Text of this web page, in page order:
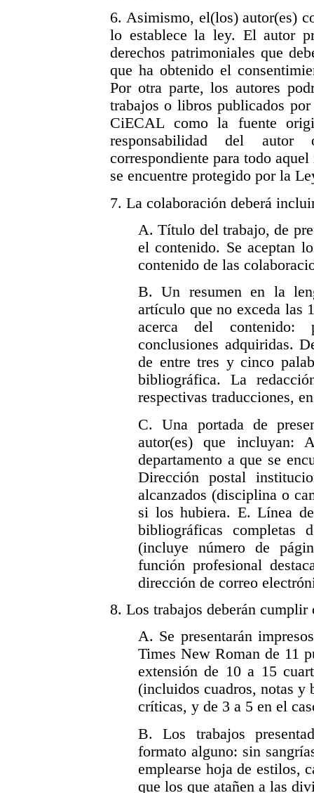
6. Asimismo, el(los) autor(es)
lo establece la ley. El autor
derechos patrimoniales que
que ha obtenido el
Por otra parte, los autores
trabajos o libros publicados
CiECAL como la fuente
responsabilidad del
correspondiente para todo
se encuentre protegido por la
7. La colaboración deberá
A. Título del trabajo, de
el contenido. Se aceptan
contenido de las
B. Un resumen en la
artículo que no exceda las
acerca del contenido:
conclusiones adquiridas.
de entre tres y cinco
bibliográfica. La
respectivas traducciones,
C. Una portada de
autor(es) que incluyan:
departamento a que se
Dirección postal
alcanzados (disciplina o
si los hubiera. E. Línea
bibliográficas
(incluye número de
función profesional
dirección de correo
8. Los trabajos deberán
A. Se presentarán
Times New Roman de 11
extensión de 10 a 15
(incluidos cuadros, notas y
críticas, y de 3 a 5 en el
B. Los trabajos
formato alguno: sin
emplearse hoja de estilos,
que los que atañen a las